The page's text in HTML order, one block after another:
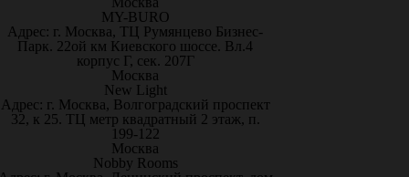
MY-BURO
Адрес: г. Москва, ТЦ Румянцево Бизнес-
Парк. 22ой км Киевского шоссе. Вл.4
корпус Г, сек. 207Г
Москва
New Light
Адрес: г. Москва, Волгоградский проспект
32, к 25. ТЦ метр квадратный 2 этаж, п.
199-122
Москва
Nobby Rooms